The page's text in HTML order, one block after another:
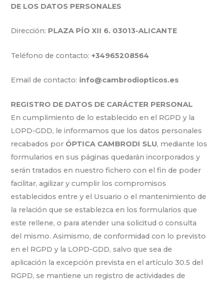
DE LOS DATOS PERSONALES
Dirección: PLAZA PÍO XII 6. 03013-ALICANTE
Teléfono de contacto:+34965208564
Email de contacto: info@cambrodiopticos.es
REGISTRO DE DATOS DE CARÁCTER PERSONAL
En cumplimiento de lo establecido en el RGPD y la
LOPD-GDD, le informamos que los datos personales
recabados por ÓPTICA CAMBRODI SLU, mediante los
formularios en sus páginas quedarán incorporados y
serán tratados en nuestro fichero con el fin de poder
facilitar, agilizar y cumplir los compromisos
establecidos entre y el Usuario o el mantenimiento de
la relación que se establezca en los formularios que
este rellene, o para atender una solicitud o consulta
del mismo. Asimismo, de conformidad con lo previsto
en el RGPD y la LOPD-GDD, salvo que sea de
aplicación la excepción prevista en el artículo 30.5 del
RGPD, se mantiene un registro de actividades de